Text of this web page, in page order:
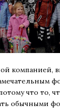
компанией,
что то,
обычными